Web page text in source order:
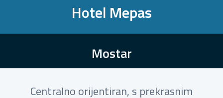
Hotel Mepas
Mostar
Centralno orijentiran, s prekrasnim